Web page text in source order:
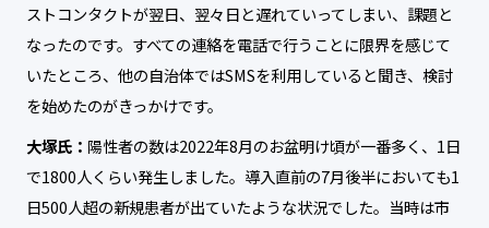
ストコンタクトが翌日、翌々日と遅れていってしまい、課題と
なったのです。すべての連絡を電話で行うことに限界を感じて
いたところ、他の自治体ではSMSを利用していると聞き、検討
を始めたのがきっかけです。
大塚氏： 陽性者の数は2022年8月のお盆明け頃が一番多く、1日
で1800人くらい発生しました。導入直前の7月後半においても1
日500人超の新規患者が出ていたような状況でした。当時は市